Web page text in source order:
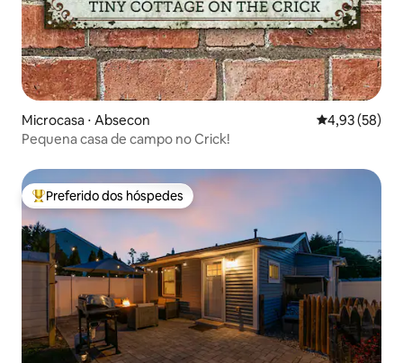
Microcasa ⋅ Absecon 4,93 de uma
4,93 (58)
Pequena casa de campo no Crick!
Entre os melhores preferidos dos hóspedes
Preferido dos hóspedes